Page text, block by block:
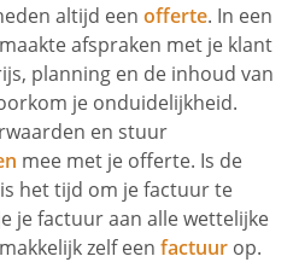
altijd een offerte. In een
afspraken met je klant
planning en de inhoud van
je onduidelijkheid.
en stuur
mee met je offerte. Is de
het tijd om je factuur te
je factuur aan alle wettelijke
zelf een factuur op.